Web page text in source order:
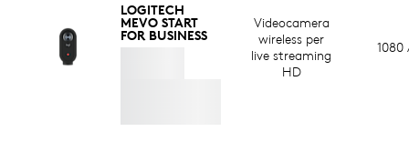
LOGITECH
MEVO START
FOR BUSINESS
Videocamera
wireless per
live streaming
HD
1080